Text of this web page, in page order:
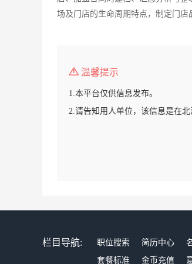
场及门店的生命周期特点，制定门店
温馨提示
1.本平台仅供信息发布。
2.请告知用人单位，该信息是在北
栏目导航: 职位搜索 简历中心
套餐标准
金币充值